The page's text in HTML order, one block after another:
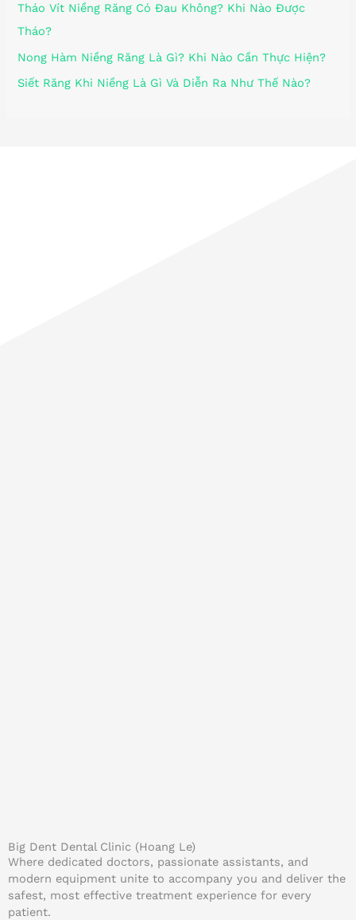
Tháo Vít Niềng Răng Có Đau Không? Khi Nào Được
Tháo?
Nong Hàm Niềng Răng Là Gì? Khi Nào Cần Thực Hiện?
Siết Răng Khi Niềng Là Gì Và Diễn Ra Như Thế Nào?
Big Dent Dental Clinic (Hoang Le)
Where dedicated doctors, passionate assistants, and
modern equipment unite to accompany you and deliver the
safest, most effective treatment experience for every
patient.